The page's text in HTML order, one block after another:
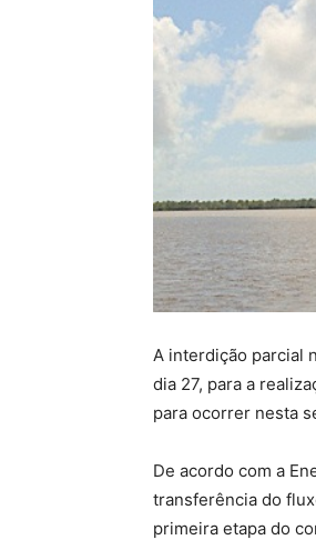
A interdição parcial
dia 27, para a
para ocorrer nesta
De acordo com a
transferência do
primeira etapa do